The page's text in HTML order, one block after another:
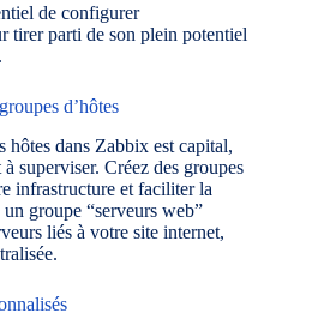
de configurer
tirer parti de son plein potentiel
d’hôtes
hôtes dans Zabbix est capital,
superviser. Créez des groupes
infrastructure et faciliter la
groupe “serveurs web”
liés à votre site internet,